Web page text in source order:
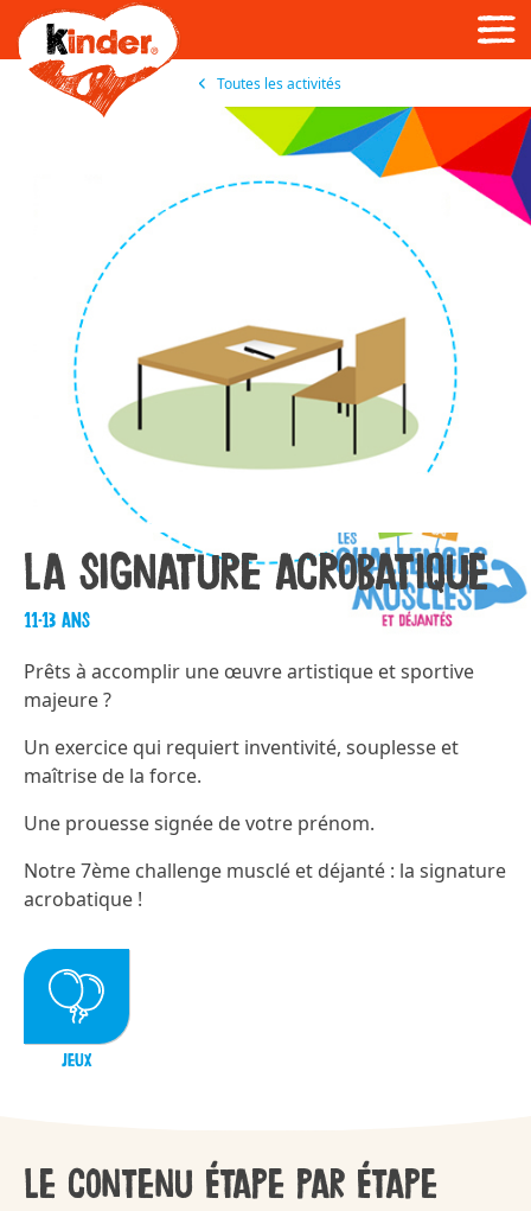
Skip
to
main
content
Toutes les activités
La signature acrobatique
11-13 ans
JEUX
Prêts à accomplir une œuvre artistique et sportive
majeure ?
Un exercice qui requiert inventivité, souplesse et
maîtrise de la force.
Une prouesse signée de votre prénom.
Notre 7ème challenge musclé et déjanté : la signature
acrobatique !
Le contenu étape par étape